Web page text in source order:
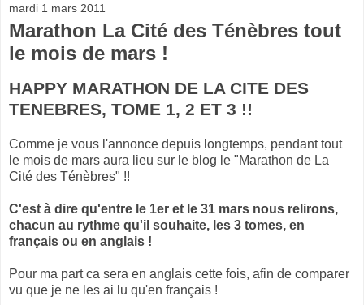
mardi 1 mars 2011
Marathon La Cité des Ténèbres tout
le mois de mars !
HAPPY MARATHON DE LA CITE DES
TENEBRES, TOME 1, 2 ET 3 !!
Comme je vous l'annonce depuis longtemps, pendant tout
le mois de mars aura lieu sur le blog le "Marathon de La
Cité des Ténèbres" !!
C'est à dire qu'entre le 1er et le 31 mars nous relirons,
chacun au rythme qu'il souhaite, les 3 tomes, en
français ou en anglais !
Pour ma part ca sera en anglais cette fois, afin de comparer
vu que je ne les ai lu qu'en français !